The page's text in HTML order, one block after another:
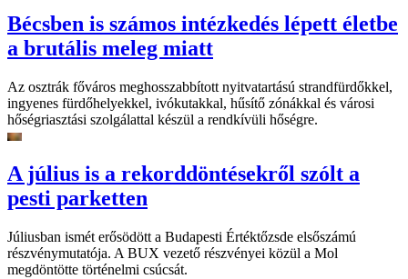
Bécsben is számos intézkedés lépett életbe
a brutális meleg miatt
Az osztrák főváros meghosszabbított nyitvatartású strandfürdőkkel,
ingyenes fürdőhelyekkel, ivókutakkal, hűsítő zónákkal és városi
hőségriasztási szolgálattal készül a rendkívüli hőségre.
A július is a rekorddöntésekről szólt a
pesti parketten
Júliusban ismét erősödött a Budapesti Értéktőzsde elsőszámú
részvénymutatója. A BUX vezető részvényei közül a Mol
megdöntötte történelmi csúcsát.